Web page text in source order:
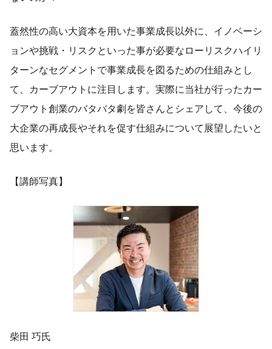
蓋然性の高い大資本を用いた事業成長以外に、イノベーシ
ョンや挑戦・リスクといった事が必要なローリスクハイリ
ターンなセグメントで事業成長を図るための仕組みとし
て、カーブアウトに注目します。実際に当社が行ったカー
ブアウト創業のバタバタ劇を皆さんとシェアして、今後の
大企業の再成長やそれを促す仕組みについて展望したいと
思います。
【講師写真】
柴田 巧氏